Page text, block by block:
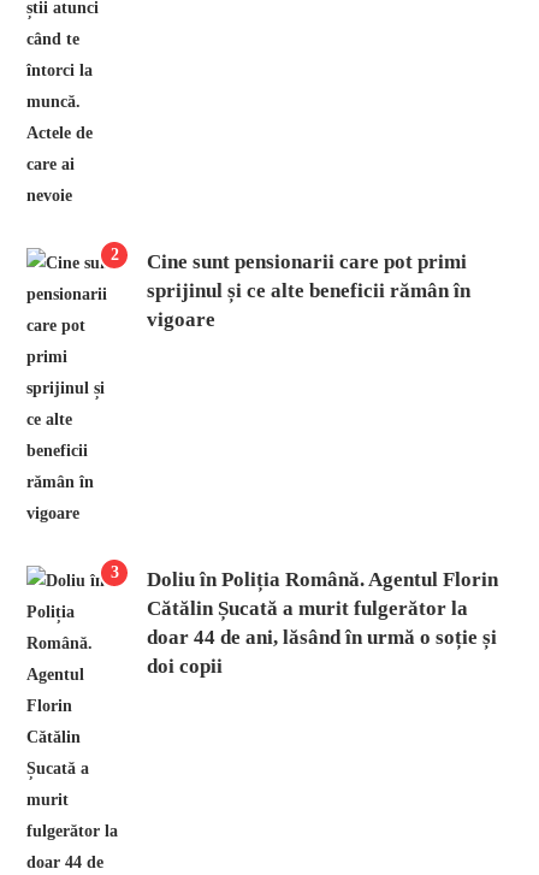
2
Cine sunt pensionarii care pot primi
sprijinul și ce alte beneficii rămân în
vigoare
3
Doliu în Poliția Română. Agentul Florin
Cătălin Șucată a murit fulgerător la
doar 44 de ani, lăsând în urmă o soție și
doi copii